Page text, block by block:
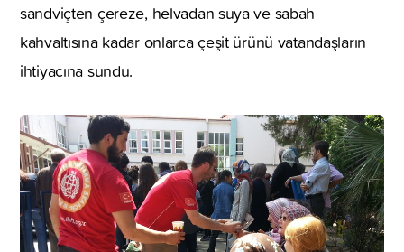
sandviçten çereze, helvadan suya ve sabah
kahvaltısına kadar onlarca çeşit ürünü vatandaşların
ihtiyacına sundu.